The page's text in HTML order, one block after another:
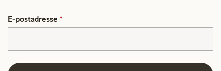
E-postadresse *